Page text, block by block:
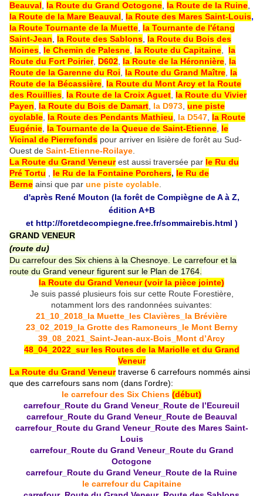
Beauval
la Route du Grand Octogone la Route de la Ruine
la Route de la Mare Beauval
la Route des Mares Saint-Louis,
la Route Tournante de la Muette la Tournante de l'étang
Saint-Jean
la Route des Sablons la Route du Bois des
Moines le Chemin de Palesne la Route du Capitaine
la
Route du Fort Poirier, D602 la Route de la Héronnière la
Route de la Garenne du Roi
la Route du Grand Maître la
Route de la Bécassière la Route du Mont Arcy et la Route
des Rouillies la Route de la Croix Aguet la Route du Vivier
Payen
la Route du Bois de Damart la D973 une piste
cyclable la Route des Pendants Mathieu la D547 la Route
Eugénie la Tournante de la Queue de Saint-Etienne le
Vicinal de Pierrefonds pour arriver en lisière de forêt au Sud-
Ouest de Saint-Etienne-Roilaye
La Route du Grand Veneurest aussi traversée par le Ru du
Pré Tortu
le Ru de la Fontaine Porchers, le Ru de
Berne ainsi que par une piste cyclable
d'après René Mouton (la forêt de Compiègne de A à Z,
édition A+B
et http://foretdecompiegne.free.fr/sommairebis.html )
GRAND VENEUR
(route du)
Du carrefour des Six chiens à la Chesnoye. Le carrefour et la
route du Grand veneur figurent sur le Plan de 1764.
la Route du Grand Veneur (voir la pièce jointe)
Je suis passé plusieurs fois sur cette Route Forestière,
notamment lors des randonnées suivantes:
21_10_2018_la Muette_les Clavières_la Brévière
23_02_2019_la Grotte des Ramoneurs_le Mont Berny
39_08_2021_Saint-Jean-aux-Bois_Mont d’Arcy
48_04_2022_sur les Routes de la Mariolle et du Grand
Veneur
La Route du Grand Veneurtraverse 6 carrefours nommés ainsi
que des carrefours sans nom (dans l'ordre):
le carrefour des Six Chiens (début)
carrefour_Route du Grand Veneur_Route de l’Ecureuil
carrefour_Route du Grand Veneur_Route de Beauval
carrefour_Route du Grand Veneur_Route des Mares Saint-
Louis
carrefour_Route du Grand Veneur_Route du Grand
Octogone
carrefour_Route du Grand Veneur_Route de la Ruine
le carrefour du Capitaine